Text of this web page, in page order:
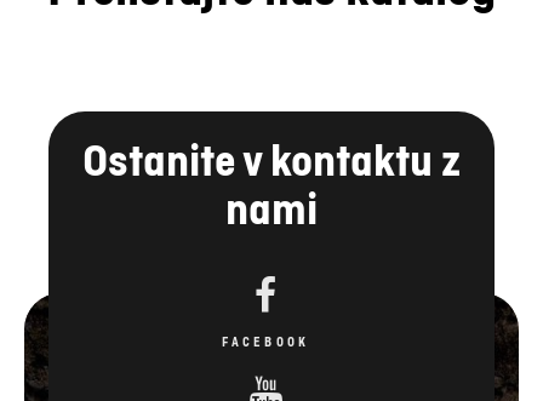
Ostanite v kontaktu z
nami
FACEBOOK